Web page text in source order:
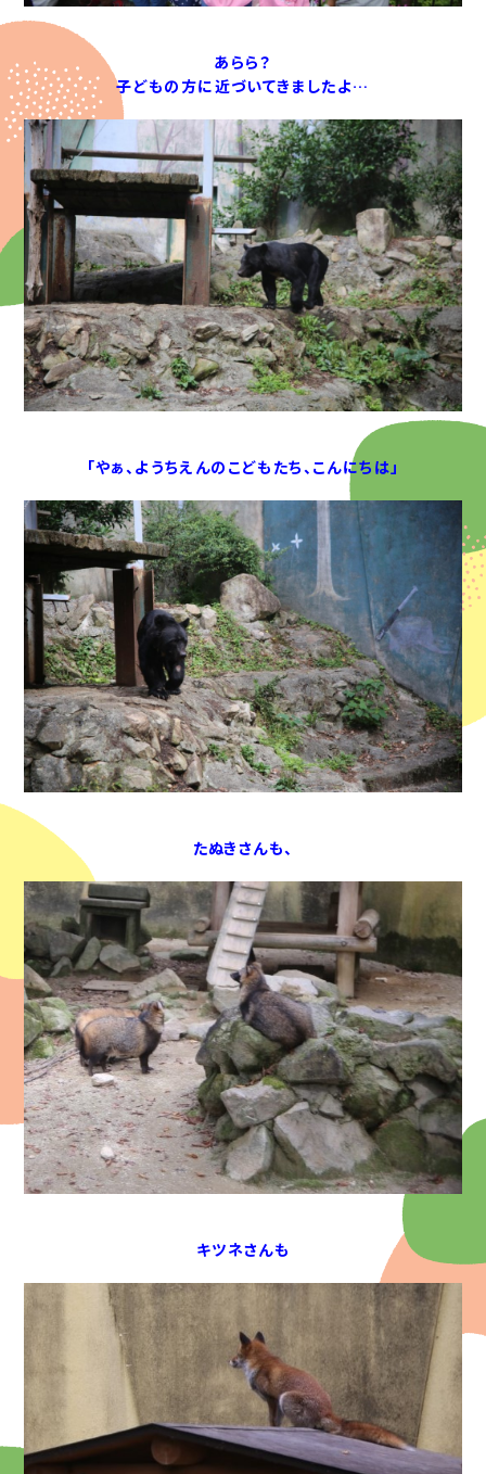
あらら？
子どもの方に近づいてきましたよ…
「やぁ、ようちえんのこどもたち、こんにちは」
たぬきさんも、
キツネさんも